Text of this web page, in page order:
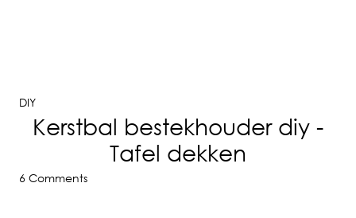
DIY
Kerstbal bestekhouder diy -
Tafel dekken
6 Comments